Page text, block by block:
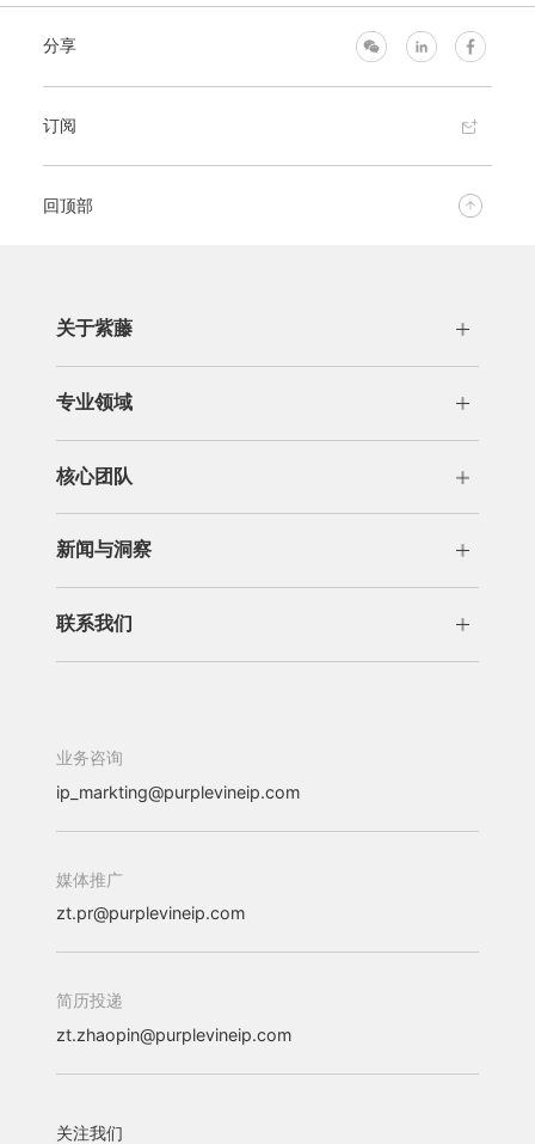
分享
订阅
回顶部
关于紫藤
公司概况 发展历程
荣誉资质
专业领域
专利代理 分析咨询
交易运营
商标版权
核心团队
管理团队 专业团队
新闻与洞察
新闻 洞察
联系我们
办公机构 加入我们
业务咨询
ip_markting@purplevineip.com
媒体推广
zt.pr@purplevineip.com
简历投递
zt.zhaopin@purplevineip.com
关注我们